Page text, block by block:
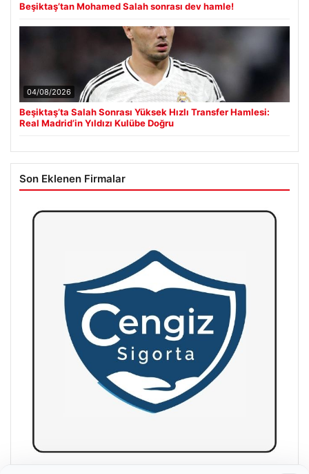
Beşiktaş’tan Mohamed Salah sonrası dev hamle!
04/08/2026
Beşiktaş’ta Salah Sonrası Yüksek Hızlı Transfer Hamlesi:
Real Madrid’in Yıldızı Kulübe Doğru
Son Eklenen Firmalar